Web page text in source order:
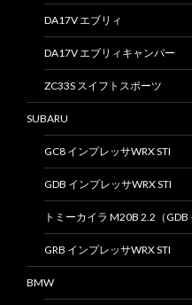
DA17V エブリィ
DA17V エブリィキャンパー
ZC33S スイフトスポーツ
SUBARU
GC8 インプレッサWRX STI
GDB インプレッサWRX STI
トミーカイラ M20B 2.2（GDB
GRB インプレッサWRX STI
BMW